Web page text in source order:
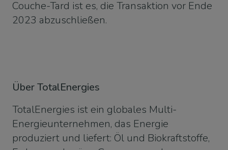
Couche-Tard ist es, die Transaktion vor Ende
2023 abzuschließen.
Über TotalEnergies
TotalEnergies ist ein globales Multi-
Energieunternehmen, das Energie
produziert und liefert: Öl und Biokraftstoffe,